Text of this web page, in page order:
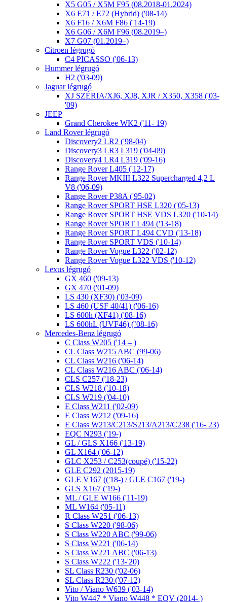
X5 G05 / X5M F95 (08.2018-01.2024)
X6 E71 / E72 (Hybrid) ('08-14)
X6 F16 / X6M F86 ('14-19)
X6 G06 / X6M F96 (08.2019–)
X7 G07 (01.2019–)
Citroen légrugó
C4 PICASSO ('06-13)
Hummer légrugó
H2 ('03-09)
Jaguar légrugó
XJ SZÉRIA/XJ6, XJ8, XJR / X350, X358 ('03-
'09)
JEEP
Grand Cherokee WK2 ('11- 19)
Land Rover légrugó
Discovery2 LR2 ('98-04)
Discovery3 LR3 L319 ('04-09)
Discovery4 LR4 L319 ('09-16)
Range Rover L405 ('12-17)
Range Rover MKIII L322 Supercharged 4,2 L
V8 ('06-09)
Range Rover P38A ('95-02)
Range Rover SPORT HSE L320 ('05-13)
Range Rover SPORT HSE VDS L320 ('10-14)
Range Rover SPORT L494 ('13-18)
Range Rover SPORT L494 CVD ('13-18)
Range Rover SPORT VDS ('10-14)
Range Rover Vogue L322 ('02-12)
Range Rover Vogue L322 VDS ('10-12)
Lexus légrugó
GX 460 ('09-13)
GX 470 ('01-09)
LS 430 (XF30) ('03-09)
LS 460 (USF 40/41) ('06-16)
LS 600h (XF41) ('08-16)
LS 600hL (UVF46) (’08-16)
Mercedes-Benz légrugó
C Class W205 ('14 – )
CL Class W215 ABC (99-06)
CL Class W216 ('06-14)
CL Class W216 ABC ('06-14)
CLS C257 ('18-23)
CLS W218 ('10-18)
CLS W219 ('04-10)
E Class W211 ('02-09)
E Class W212 ('09-16)
E Class W213/C213/S213/A213/C238 ('16- 23)
EQC N293 ('19-)
GL / GLS X166 ('13-19)
GL X164 ('06-12)
GLC X253 / C253(coupé) ('15-22)
GLE C292 (2015-19)
GLE V167 (('18-) / GLE C167 ('19-)
GLS X167 ('19-)
ML / GLE W166 ('11-19)
ML W164 ('05-11)
R Class W251 ('06-13)
S Class W220 ('98-06)
S Class W220 ABC ('99-06)
S Class W221 ('06-14)
S Class W221 ABC ('06-13)
S Class W222 ('13-'20)
SL Class R230 ('02-06)
SL Class R230 ('07-12)
Vito / Viano W639 ('03-14)
Vito W447 * Viano W448 * EQV (2014- )